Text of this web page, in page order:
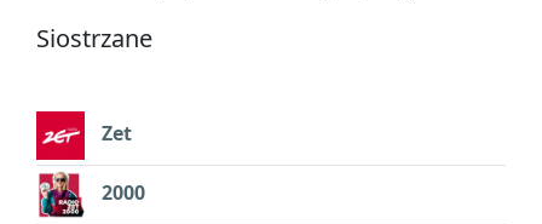
Siostrzane
Zet
2000